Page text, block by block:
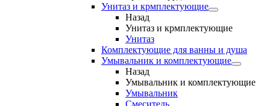
Унитаз и крмплектующие
Назад
Унитаз и крмплектующие
Унитаз
Комплектующие для ванны и душа
Умывальник и комплектующие
Назад
Умывальник и комплектующие
Умывальник
Смеситель